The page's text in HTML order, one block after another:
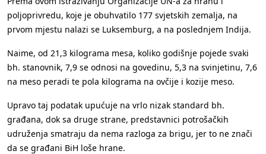
poljoprivredu, koje je obuhvatilo 177 svjetskih zemalja, na
prvom mjestu nalazi se Luksemburg, a na poslednjem Indija.
Naime, od 21,3 kilograma mesa, koliko godišnje pojede svaki
bh. stanovnik, 7,9 se odnosi na govedinu, 5,3 na svinjetinu, 7,6
na meso peradi te pola kilograma na ovčije i kozije meso.
Upravo taj podatak upućuje na vrlo nizak standard bh.
građana, dok sa druge strane, predstavnici potrošačkih
udruženja smatraju da nema razloga za brigu, jer to ne znači
da se građani BiH loše hrane.